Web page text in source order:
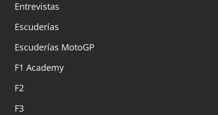
Entrevistas
Escuderías
Escuderías MotoGP
F1 Academy
F2
F3